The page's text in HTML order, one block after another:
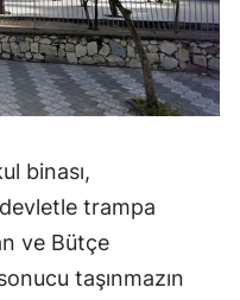
binası,
trampa
ve Bütçe
taşınmazın